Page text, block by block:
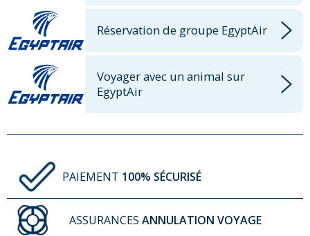
Réservation de groupe EgyptAir
Voyager avec un animal sur
EgyptAir
PAIEMENT 100% SÉCURISÉ
ASSURANCES ANNULATION VOYAGE